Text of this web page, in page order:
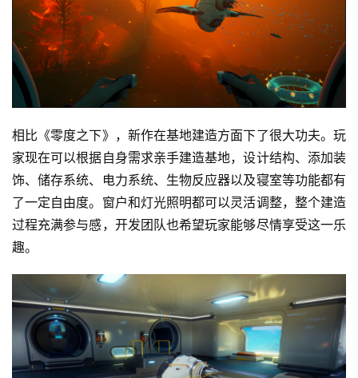
相比《零度之下》，新作在基地建造方面下了很大功夫。玩
家现在可以根据自身需求亲手建造基地，设计结构、添加装
饰、储存系统、电力系统、生物反应器以及寝室等功能都有
了一定自由度。窗户和灯光照明都可以灵活调整，整个建造
过程充满参与感，开发团队也希望玩家能够尽情享受这一乐
趣。